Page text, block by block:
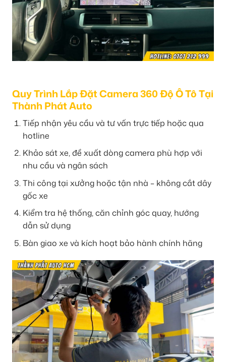
Quy Trình Lắp Đặt Camera 360 Độ Ô Tô Tại
Thành Phát Auto
Tiếp nhận yêu cầu và tư vấn trực tiếp hoặc qua
hotline
Khảo sát xe, đề xuất dòng camera phù hợp với
nhu cầu và ngân sách
Thi công tại xưởng hoặc tận nhà – không cắt dây
gốc xe
Kiểm tra hệ thống, căn chỉnh góc quay, hướng
dẫn sử dụng
Bàn giao xe và kích hoạt bảo hành chính hãng